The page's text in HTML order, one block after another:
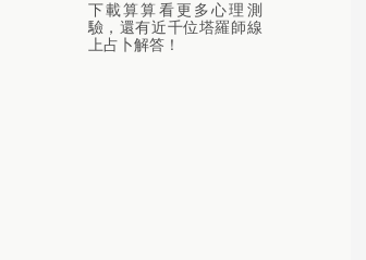
下載算算看更多心理測
驗，還有近千位塔羅師線
上占卜解答！